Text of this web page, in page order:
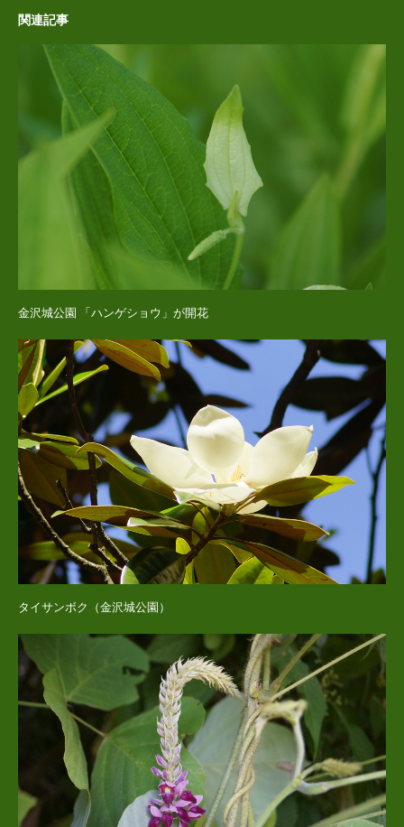
関連記事
金沢城公園 「ハンゲショウ」が開花
タイサンボク（金沢城公園）